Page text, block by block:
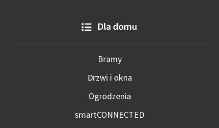
Dla domu
Bramy
Drzwi i okna
Ogrodzenia
smartCONNECTED